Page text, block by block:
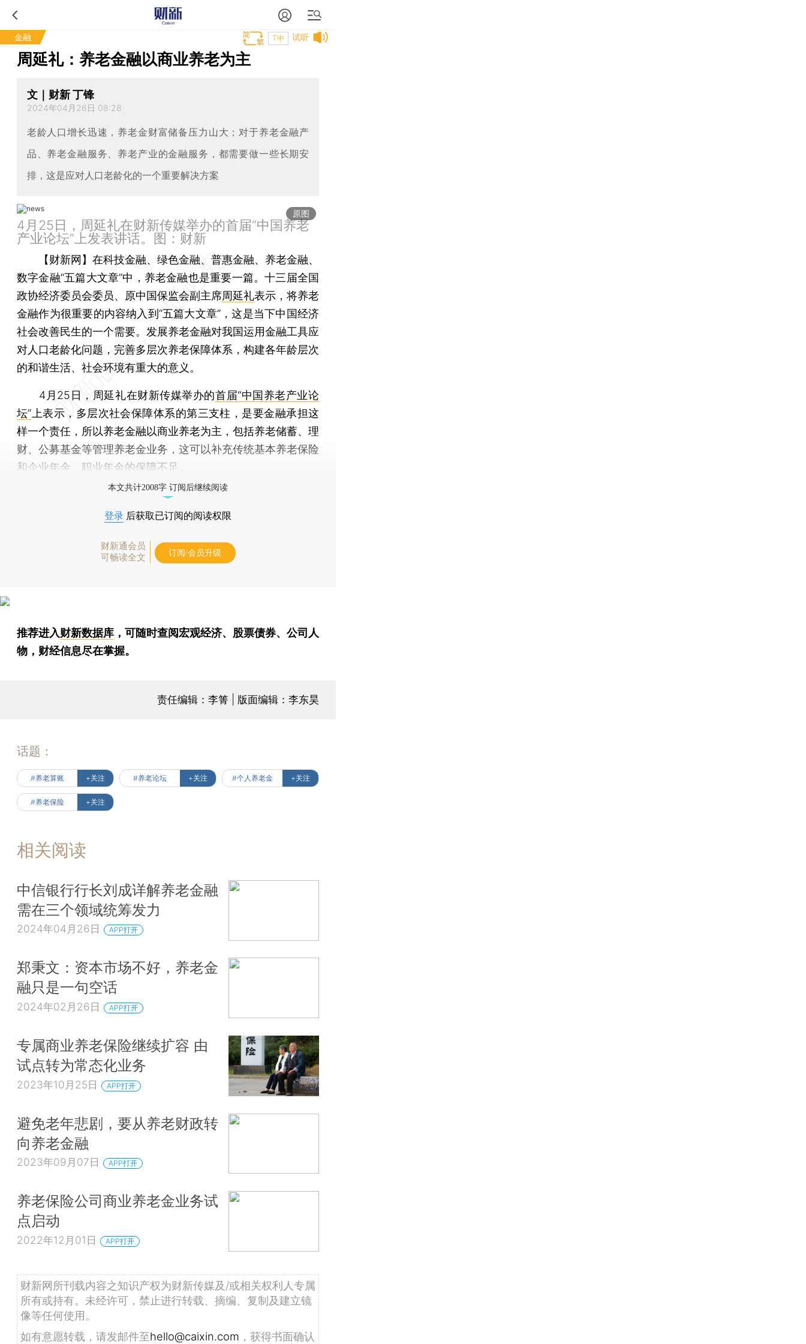
金融 试听
T中
周延礼：养老金融以商业养老为主
文｜财新 丁锋
2024年04月26日 08:28
老龄人口增长迅速，养老金财富储备压力山大；对于养老金融产
品、养老金融服务、养老产业的金融服务，都需要做一些长期安
排，这是应对人口老龄化的一个重要解决方案
原图
4月25日，周延礼在财新传媒举办的首届“中国养老
产业论坛”上发表讲话。图：财新
【财新网】 在科技金融、绿色金融、普惠金融、养老金融、
数字金融“五篇大文章”中，养老金融也是重要一篇。十三届全国
政协经济委员会委员、原中国保监会副主席周延礼表示，将养老
金融作为很重要的内容纳入到“五篇大文章”，这是当下中国经济
社会改善民生的一个需要。发展养老金融对我国运用金融工具应
对人口老龄化问题，完善多层次养老保障体系，构建各年龄层次
的和谐生活、社会环境有重大的意义。
4月25日，周延礼在财新传媒举办的首届“中国养老产业论
坛” 上表示，多层次社会保障体系的第三支柱，是要金融承担这
样一个责任，所以养老金融以商业养老为主，包括养老储蓄、理
财、公募基金等管理养老金业务，这可以补充传统基本养老保险
和企业年金、职业年金的保障不足。
本文共计2008字 订阅后继续阅读
登录 后获取已订阅的阅读权限
财新通会员
可畅读全文
订阅/会员升级
推荐进入财新数据库 ，可随时查阅宏观经济、股票债券、公司人
物，财经信息尽在掌握。
责任编辑：李箐 | 版面编辑：李东昊
话题：
#养老算账 +关注 #养老论坛 +关注 #个人养老金 +关注
#养老保险 +关注
相关阅读
中信银行行长刘成详解养老金融
需在三个领域统筹发力
2024年04月26日 APP打开
郑秉文：资本市场不好，养老金
融只是一句空话
2024年02月26日 APP打开
专属商业养老保险继续扩容 由
试点转为常态化业务
2023年10月25日 APP打开
避免老年悲剧，要从养老财政转
向养老金融
2023年09月07日 APP打开
养老保险公司商业养老金业务试
点启动
2022年12月01日 APP打开
财新网所刊载内容之知识产权为财新传媒及/或相关权利人专属
所有或持有。未经许可，禁止进行转载、摘编、复制及建立镜
像等任何使用。
如有意愿转载，请发邮件至hello@caixin.com ，获得书面确认